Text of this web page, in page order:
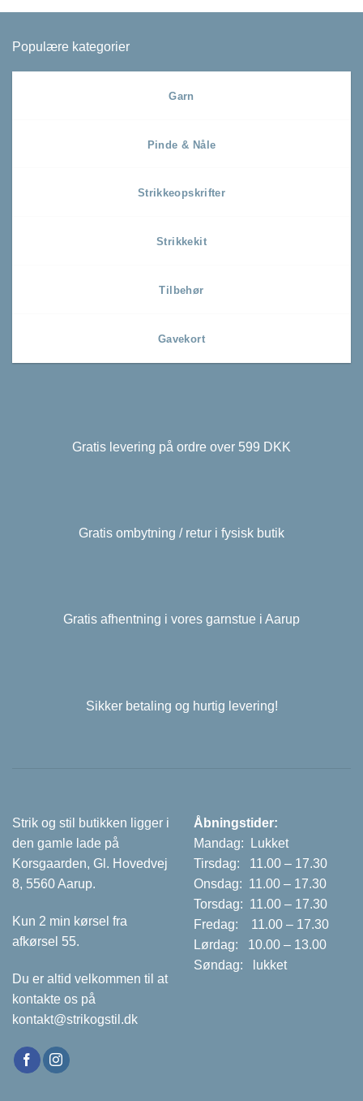
Populære kategorier
Garn
Pinde & Nåle
Strikkeopskrifter
Strikkekit
Tilbehør
Gavekort
Gratis levering på ordre over 599 DKK
Gratis ombytning / retur i fysisk butik
Gratis afhentning i vores garnstue i Aarup
Sikker betaling og hurtig levering!
Strik og stil butikken ligger i
den gamle lade på
Korsgaarden, Gl. Hovedvej
8, 5560 Aarup.
Kun 2 min kørsel fra
afkørsel 55.
Du er altid velkommen til at
kontakte os på
kontakt@strikogstil.dk
Åbningstider:
Mandag: Lukket
Tirsdag: 11.00 – 17.30
Onsdag: 11.00 – 17.30
Torsdag: 11.00 – 17.30
Fredag: 11.00 – 17.30
Lørdag: 10.00 – 13.00
Søndag: lukket